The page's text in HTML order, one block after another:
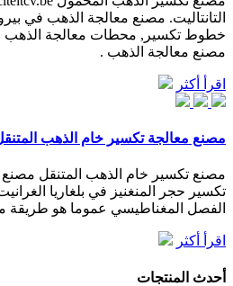
خطوط تكسير, محطات معالجة الذهب
مصنع معالجة الذهب .
اقرأ أكثر
مصنع معالجة تكسير خام الذهب
مصنع تكسير خام الذهب المتنقل مصنع
الفصل المغناطيسي عموما هو طريقة
اقرأ أكثر
أحدث المنتجات